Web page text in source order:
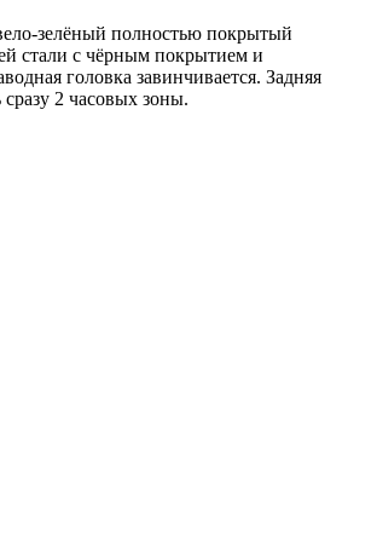
зелёный полностью покрытый
стали с чёрным покрытием и
головка завинчивается. Задняя
2 часовых зоны.